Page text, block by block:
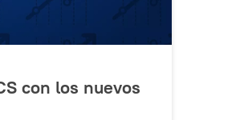
con los nuevos